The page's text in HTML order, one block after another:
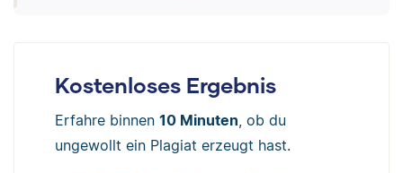
Kostenloses Ergebnis
Erfahre binnen 10 Minuten , ob du
ungewollt ein Plagiat erzeugt hast.